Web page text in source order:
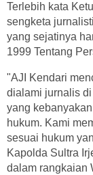
Terlebih kata
sengketa
yang sejatinya
1999 Tentang
"AJI Kendari
dialami jurnalis
yang
hukum. Kami
sesuai hukum
Kapolda Sultra
dalam rangkaian